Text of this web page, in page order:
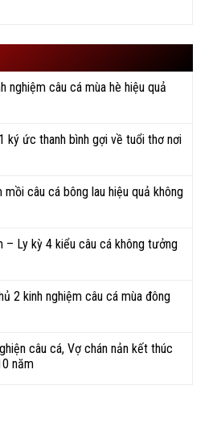
CHÚNG TÔI NGAY!
086 793 7997
CHAT ZALO
nghiệm câu cá mùa hè hiệu quả
ký ức thanh bình gợi về tuổi thơ nơi
mồi câu cá bông lau hiệu quả không
– Ly kỳ 4 kiểu câu cá không tưởng
2 kinh nghiệm câu cá mùa đông
câu cá, Vợ chán nản kết thúc
năm